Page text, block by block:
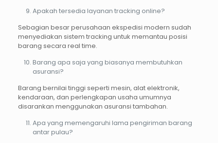
Apakah tersedia layanan tracking online?
Sebagian besar perusahaan ekspedisi modern sudah
menyediakan sistem tracking untuk memantau posisi
barang secara real time.
Barang apa saja yang biasanya membutuhkan
asuransi?
Barang bernilai tinggi seperti mesin, alat elektronik,
kendaraan, dan perlengkapan usaha umumnya
disarankan menggunakan asuransi tambahan.
Apa yang memengaruhi lama pengiriman barang
antar pulau?